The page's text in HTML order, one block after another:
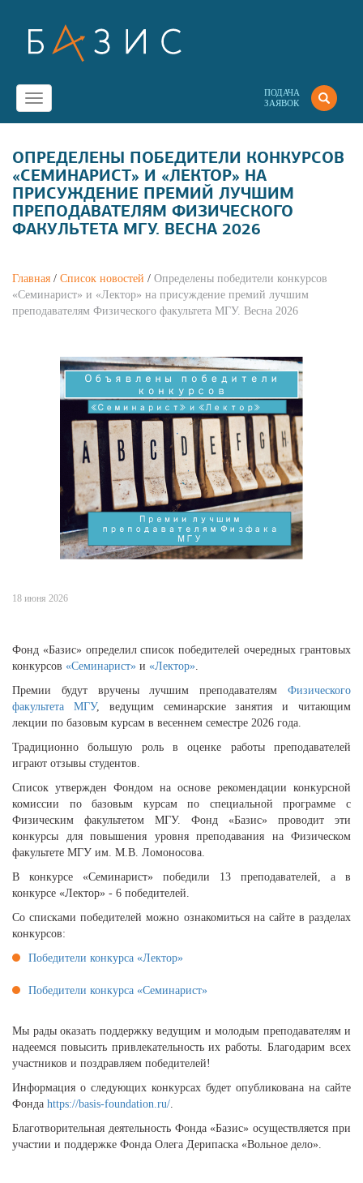
ПОДАЧА
ЗАЯВОК
Toggle
navigation
ОПРЕДЕЛЕНЫ ПОБЕДИТЕЛИ КОНКУРСОВ
«СЕМИНАРИСТ» И «ЛЕКТОР» НА
ПРИСУЖДЕНИЕ ПРЕМИЙ ЛУЧШИМ
ПРЕПОДАВАТЕЛЯМ ФИЗИЧЕСКОГО
ФАКУЛЬТЕТА МГУ. ВЕСНА 2026
Главная / Список новостей / Определены победители конкурсов
«Семинарист» и «Лектор» на присуждение премий лучшим
преподавателям Физического факультета МГУ. Весна 2026
18 июня 2026
Фонд «Базис» определил список победителей очередных грантовых
конкурсов «Семинарист» и «Лектор».
Премии будут вручены лучшим преподавателям Физического
факультета МГУ, ведущим семинарские занятия и читающим
лекции по базовым курсам в весеннем семестре 2026 года.
Традиционно большую роль в оценке работы преподавателей
играют отзывы студентов.
Список утвержден Фондом на основе рекомендации конкурсной
комиссии по базовым курсам по специальной программе с
Физическим факультетом МГУ. Фонд «Базис» проводит эти
конкурсы для повышения уровня преподавания на Физическом
факультете МГУ им. М.В. Ломоносова.
В конкурсе «Семинарист» победили 13 преподавателей, а в
конкурсе «Лектор» - 6 победителей.
Со списками победителей можно ознакомиться на сайте в разделах
конкурсов:
Победители конкурса «Лектор»
Победители конкурса «Семинарист»
Мы рады оказать поддержку ведущим и молодым преподавателям и
надеемся повысить привлекательность их работы. Благодарим всех
участников и поздравляем победителей!
Информация о следующих конкурсах будет опубликована на сайте
Фонда https://basis-foundation.ru/.
Благотворительная деятельность Фонда «Базис» осуществляется при
участии и поддержке Фонда Олега Дерипаска «Вольное дело».